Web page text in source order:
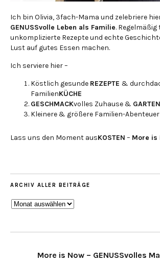
Ich bin Olivia, 3fach-Mama und zelebriere
GENUSSvolle Leben als Familie.
unkomplizierte Rezepte und echte
Lust auf gutes Essen machen.
Ich serviere hier –
Köstlich gesunde REZEPTE &
FamilienKÜCHE
GESCHMACKvolles Zuhause & GARTEN
Kleinere & größere Familien-Abenteuer
Lass uns den Moment ausKOSTEN – More is
ARCHIV ALLER BEITRÄGE
ARCHIV
More is Now – GENUSSvolles